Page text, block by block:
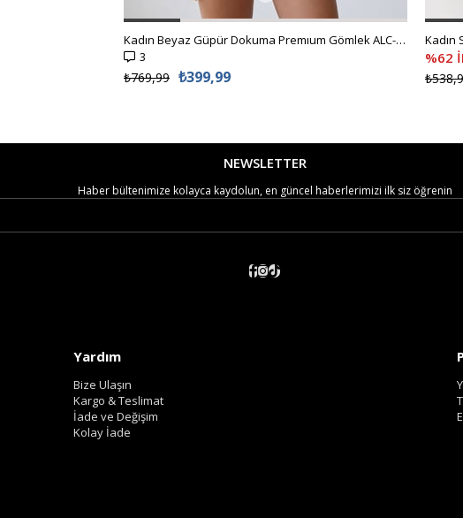
Kadın Beyaz Güpür Dokuma Premıum Gömlek ALC-X4366
3
₺399,99
₺769,99
%62
NEWSLETTER
Haber bültenimize kolayca kaydolun, en güncel haberlerimizi ilk siz öğrenin
Yardım
Bize Ulaşın
Kargo & Teslimat
İade ve Değişim
Kolay İade